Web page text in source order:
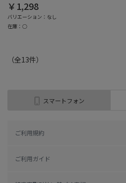
￥1,298
バリエーション：なし
在庫：○
（全13件）
スマートフォン
ご利用規約
ご利用ガイド